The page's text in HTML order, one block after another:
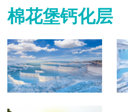
棉花堡钙化层